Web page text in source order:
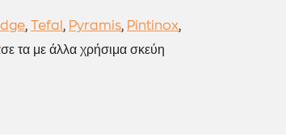
, Tefal , Pyramis, Pintinox,
τα με άλλα χρήσιμα σκεύη